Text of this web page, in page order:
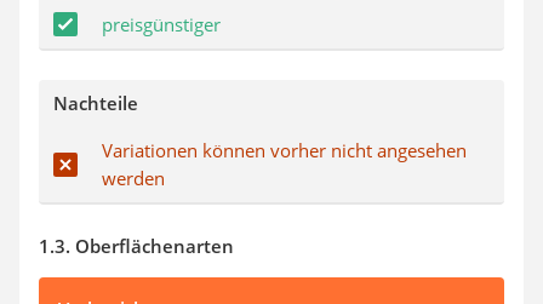
preisgünstiger
Nachteile
Variationen können vorher nicht angesehen
werden
1.3. Oberflächenarten